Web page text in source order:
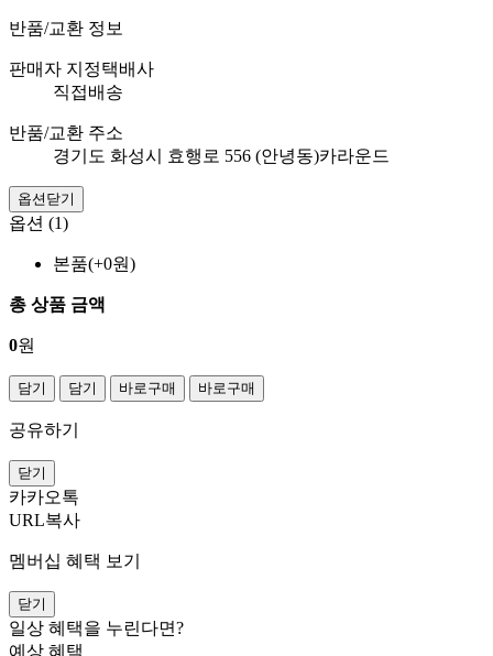
반품/교환 정보
판매자 지정택배사
직접배송
반품/교환 주소
경기도 화성시 효행로 556 (안녕동)카라운드
옵션닫기
옵션 (1)
본품(+0원)
총 상품 금액
0원
담기 담기 바로구매 바로구매
공유하기
닫기
카카오톡
URL복사
멤버십 혜택 보기
닫기
일상 혜택을 누린다면?
예상 혜택